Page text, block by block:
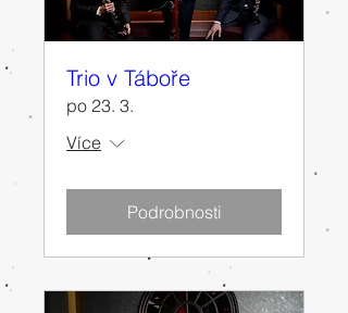
Trio v Táboře
po 23. 3.
Více
Podrobnosti